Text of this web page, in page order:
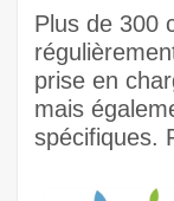
Plus de 300
prise en
mais
spécifiques.